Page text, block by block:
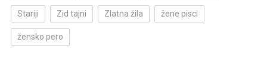
Stariji Zid tajni Zlatna žila žene pisci
žensko pero